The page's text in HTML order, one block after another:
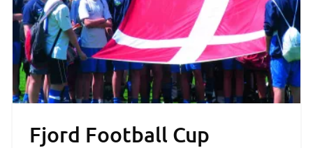
Fjord Football Cup